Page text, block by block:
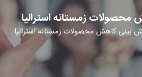
زمستانه استرالیا
بینی کاهش محصولات زمستانه استرالیا